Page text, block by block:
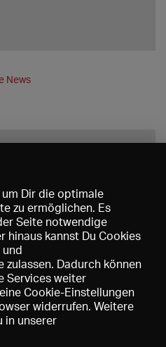
News
Speichern
Dir die optimale
zu ermöglichen. Es
Seite notwendige
hinaus kannst Du Cookies
zulassen. Dadurch können
Services weiter
Cookie-Einstellungen
widerrufen. Weitere
in unserer